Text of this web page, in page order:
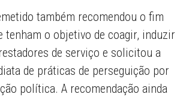
também recomendou o fim
tenham o objetivo de coagir, induzir
de serviço e solicitou a
de práticas de perseguição por
política. A recomendação ainda